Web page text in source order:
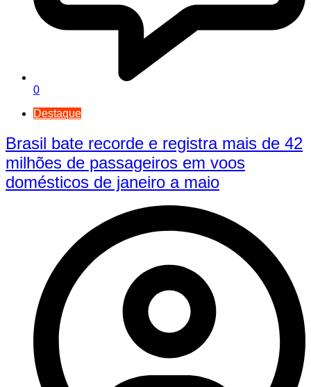
0
Destaque
Brasil bate recorde e registra mais de 42
milhões de passageiros em voos
domésticos de janeiro a maio